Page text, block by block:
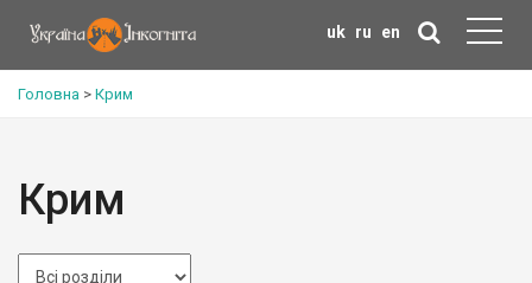
uk ru en
Головна > Крим
Крим